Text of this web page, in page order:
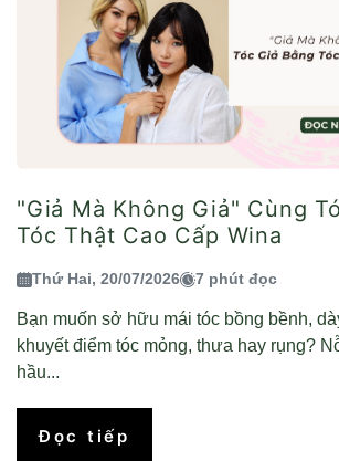
"Giả Mà Không Giả" Cùng
Tóc Thật Cao Cấp Wina
Thứ Hai, 20/07/2026 7 phút đọc
Bạn muốn sở hữu mái tóc bồng bềnh,
khuyết điểm tóc mỏng, thưa hay rụng?
hầu...
Đọc tiếp